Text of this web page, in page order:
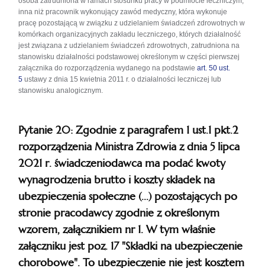
inna niż pracownik wykonujący zawód medyczny, która wykonuje
pracę pozostającą w związku z udzielaniem świadczeń zdrowotnych w
komórkach organizacyjnych zakładu leczniczego, których działalność
jest związana z udzielaniem świadczeń zdrowotnych, zatrudniona na
stanowisku działalności podstawowej określonym w części pierwszej
załącznika do rozporządzenia wydanego na podstawieart. 50 ust.
5 ustawy z dnia 15 kwietnia 2011 r. o działalności leczniczej lub
stanowisku analogicznym.
Pytanie 20: Zgodnie z paragrafem 1 ust.1 pkt.2
rozporządzenia Ministra Zdrowia z dnia 5 lipca
2021 r. świadczeniodawca ma podać kwoty
wynagrodzenia brutto i koszty składek na
ubezpieczenia społeczne (...) pozostających po
stronie pracodawcy zgodnie z określonym
wzorem, załącznikiem nr 1. W tym właśnie
załączniku jest poz. 17 "Składki na ubezpieczenie
chorobowe". To ubezpieczenie nie jest kosztem